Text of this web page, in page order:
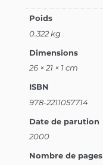
Poids
0.322 kg
Dimensions
26 × 21 × 1 cm
ISBN
978-2211057714
Date de parution
2000
Nombre de pages